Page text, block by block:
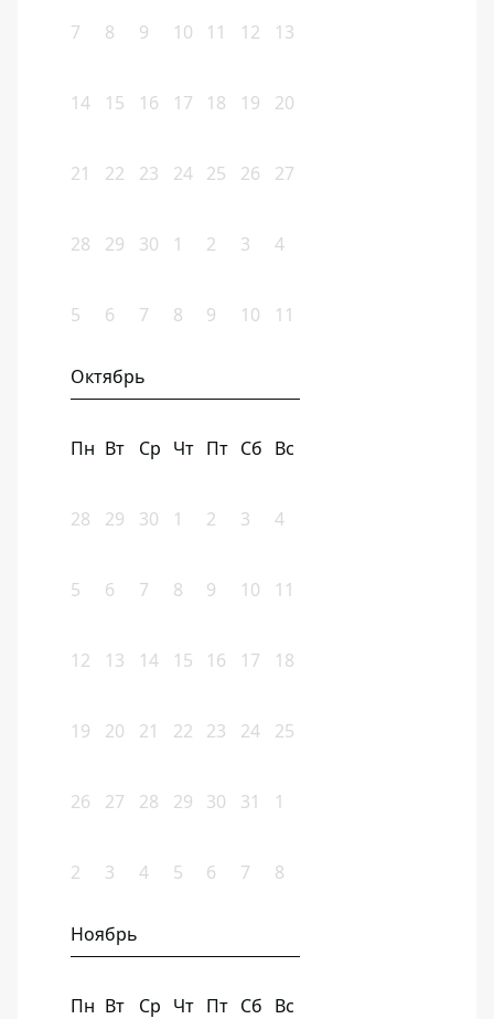
7 8 9 10 11 12 13
14 15 16 17 18 19 20
21 22 23 24 25 26 27
28 29 30 1 2 3 4
5 6 7 8 9 10 11
Октябрь
Пн Вт Ср Чт Пт Сб Вс
28 29 30 1 2 3 4
5 6 7 8 9 10 11
12 13 14 15 16 17 18
19 20 21 22 23 24 25
26 27 28 29 30 31 1
2 3 4 5 6 7 8
Ноябрь
Пн Вт Ср Чт Пт Сб Вс